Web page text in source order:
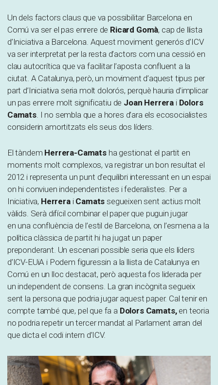
Un dels factors claus que va possibilitar Barcelona en
Comú va ser el pas enrere de Ricard Gomà, cap de llista
d’Iniciativa a Barcelona. Aquest moviment generós d’ICV
va ser interpretat per la resta d’actors com una cessió en
clau autocrítica que va facilitar l’aposta confluent a la
ciutat. A Catalunya, però, un moviment d’aquest tipus per
part d’Iniciativa seria molt dolorós, perquè hauria d’implicar
un pas enrere molt significatiu de Joan Herrera i Dolors
Camats. I no sembla que a hores d’ara els ecosocialistes
considerin amortitzats els seus dos líders.
El tàndem Herrera-Camatsha gestionat el partit en
moments molt complexos, va registrar un bon resultat el
2012 i representa un punt d’equilibri interessant en un espai
on hi conviuen independentistes i federalistes. Per a
Iniciativa, Herrerai Camats segueixen sent actius molt
vàlids. Serà difícil combinar el paper que puguin jugar
en una confluència de l’estil de Barcelona, on l’esmena a la
política clàssica de partit hi ha jugat un paper
preponderant. Un escenari possible seria que els líders
d’ICV-EUiA i Podem figuressin a la llista de Catalunya en
Comú en un lloc destacat, però aquesta fos liderada per
un independent de consens. La gran incògnita segueix
sent la persona que podria jugar aquest paper. Cal tenir en
compte també que, pel que fa a Dolors Camats,en teoria
no podria repetir un tercer mandat al Parlament arran del
que dicta el codi intern d’ICV.